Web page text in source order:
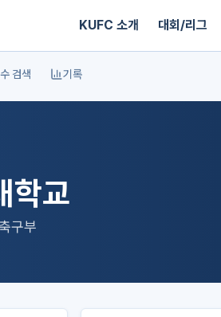
KUFC 소개 대회/리그
검색 기록
학교
구부